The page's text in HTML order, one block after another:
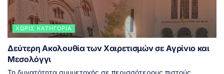
ΧΩΡΊΣ ΚΑΤΗΓΟΡΊΑ
Δεύτερη Ακολουθία των Χαιρετισμών σε Αγρίνιο και
Μεσολόγγι
Τη δυνατότητα συμμετοχής σε περισσότερους πιστούς